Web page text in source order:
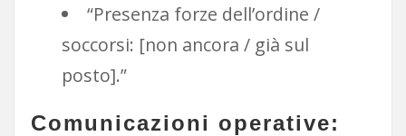
“Presenza forze dell’ordine /
soccorsi: [non ancora / già sul
posto].”
Comunicazioni operative: